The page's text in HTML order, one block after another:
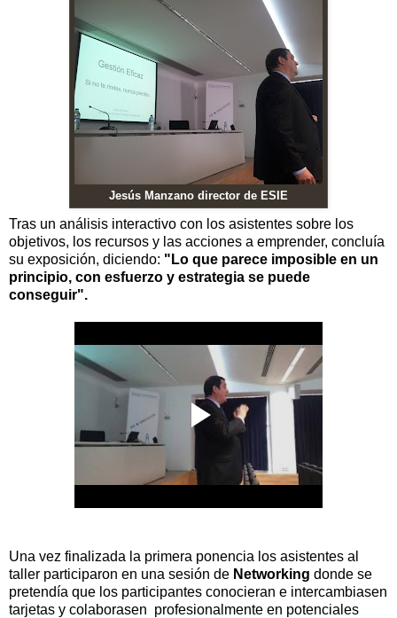
Jesús Manzano director de ESIE
Tras un análisis interactivo con los asistentes sobre los
objetivos, los recursos y las acciones a emprender, concluía
su exposición, diciendo: "Lo que parece imposible en un
principio, con esfuerzo y estrategia se puede
conseguir".
Una vez finalizada la primera ponencia los asistentes al
taller participaron en una sesión de Networking donde se
pretendía que los participantes conocieran e intercambiasen
tarjetas y colaborasen profesionalmente en potenciales